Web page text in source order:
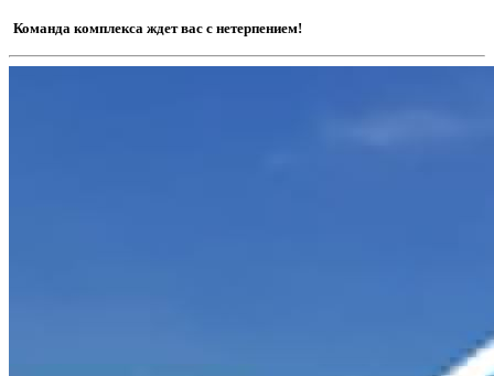
Команда комплекса ждет вас с нетерпением!